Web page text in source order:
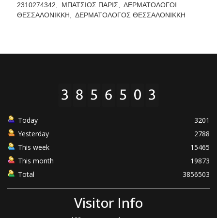
2310274342,
ΜΠΑΤΣΙΟΣ ΠΑΡΙΣ,
ΔΕΡΜΑΤΟΛΟΓΟΙ
ΘΕΣΣΑΛΟΝΙΚΚΗ,
ΔΕΡΜΑΤΟΛΟΓΟΣ ΘΕΣΣΑΛΟΝΙΚΚΗ
Today
3201
Yesterday
2788
This week
15465
This month
19873
Total
3856503
Visitor Info